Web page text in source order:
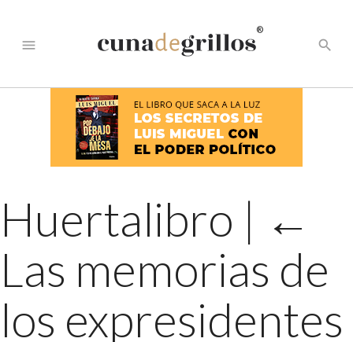
menu
®
search
Huertalibro | ←
Las memorias de
los expresidentes